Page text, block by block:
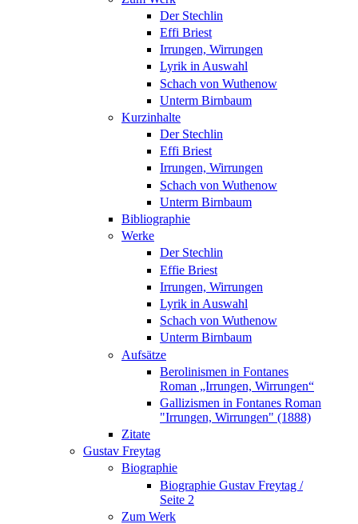
Der Stechlin
Effi Briest
Irrungen, Wirrungen
Lyrik in Auswahl
Schach von Wuthenow
Unterm Birnbaum
Kurzinhalte
Der Stechlin
Effi Briest
Irrungen, Wirrungen
Schach von Wuthenow
Unterm Birnbaum
Bibliographie
Werke
Der Stechlin
Effie Briest
Irrungen, Wirrungen
Lyrik in Auswahl
Schach von Wuthenow
Unterm Birnbaum
Aufsätze
Berolinismen in Fontanes
Roman „Irrungen, Wirrungen“
Gallizismen in Fontanes Roman
"Irrungen, Wirrungen" (1888)
Zitate
Gustav Freytag
Biographie
Biographie Gustav Freytag /
Seite 2
Zum Werk